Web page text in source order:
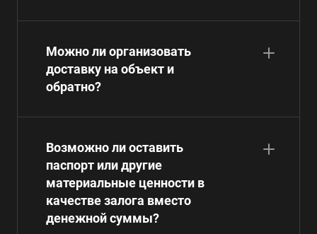
Можно ли организовать
доставку на объект и
обратно?
Возможно ли оставить
паспорт или другие
материальные ценности в
качестве залога вместо
денежной суммы?